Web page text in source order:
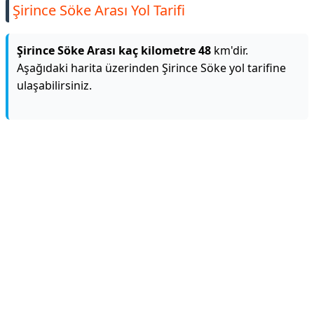
Şirince Söke Arası Yol Tarifi
Şirince Söke Arası kaç kilometre 48 km'dir.
Aşağıdaki harita üzerinden Şirince Söke yol tarifine
ulaşabilirsiniz.